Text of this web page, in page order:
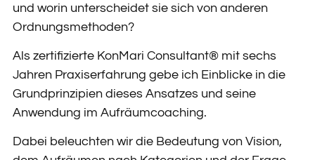
und worin unterscheidet sie sich von anderen
Ordnungsmethoden?
Als zertifizierte KonMari Consultant® mit sechs
Jahren Praxiserfahrung gebe ich Einblicke in die
Grundprinzipien dieses Ansatzes und seine
Anwendung im Aufräumcoaching.
Dabei beleuchten wir die Bedeutung von Vision,